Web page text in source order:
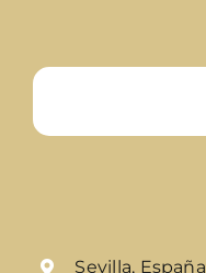
Sevilla, España